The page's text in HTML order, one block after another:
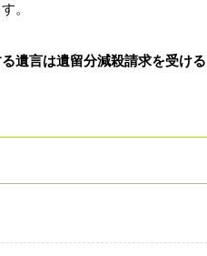
。
遺言は遺留分減殺請求を受け